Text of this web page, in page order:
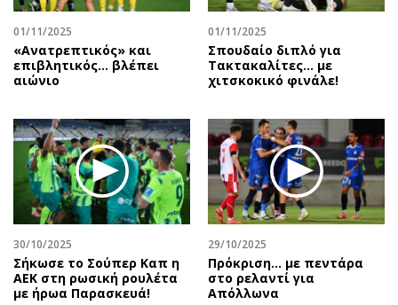
01/11/2025
«Ανατρεπτικός» και
επιβλητικός… βλέπει
αιώνιο
01/11/2025
Σπουδαίο διπλό για
Τακτακαλίτες… με
χιτσκοκικό φινάλε!
30/10/2025
Σήκωσε το Σούπερ Καπ η
ΑΕΚ στη ρωσική ρουλέτα
με ήρωα Παρασκευά!
29/10/2025
Πρόκριση... με πεντάρα
στο ρελαντί για
Απόλλωνα